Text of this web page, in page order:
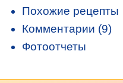
Похожие рецепты
Комментарии (9)
Фотоотчеты